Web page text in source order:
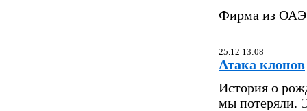
Фирма из ОАЭ
25.12 13:08
Атака клонов
История о
мы потеряли.